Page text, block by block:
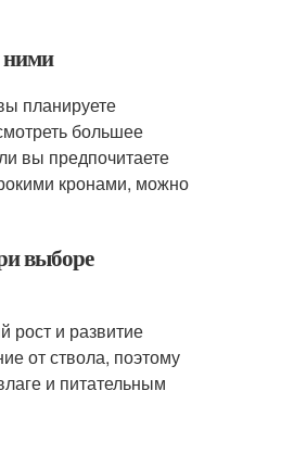
ними
планируете
большее
вы предпочитаете
кронами, можно
выборе
рост и развитие
от ствола, поэтому
и питательным